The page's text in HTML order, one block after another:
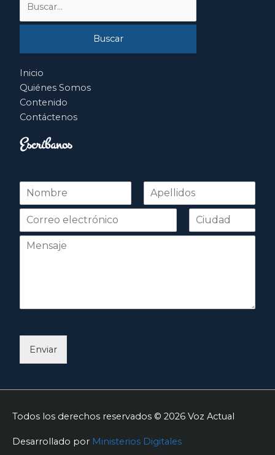
por:
Inicio
Quiénes Somos
Contenido
Contáctenos
Escríbanos
N
m
r
Nombre Apellidos
Enviar
Todos los derechos reservados © 2026 Voz Actual
Desarrollado por Ministerios Digitales